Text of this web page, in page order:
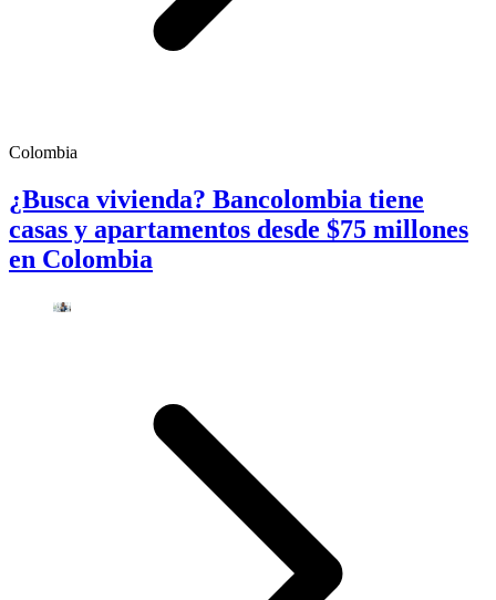
Colombia
¿Busca vivienda? Bancolombia tiene
casas y apartamentos desde $75 millones
en Colombia